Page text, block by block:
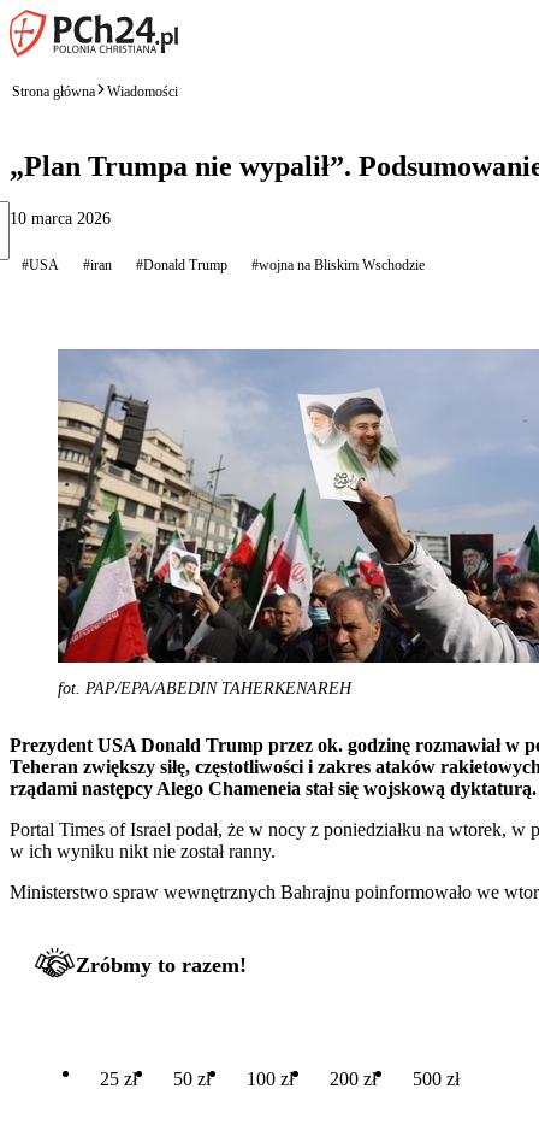
Strona główna Wiadomości
„Plan Trumpa nie wypalił”.
10 marca 2026
#USA #iran #Donald Trump #wojna na Bliskim Wschodzie
fot. PAP/EPA/ABEDIN TAHERKENAREH
Prezydent USA Donald Trump przez ok. godzinę rozmawiał w
Teheran zwiększy siłę, częstotliwości i zakres ataków
rządami następcy Alego Chameneia stał się wojskową dyktaturą.
Portal Times of Israel podał, że w nocy z poniedziałku na wtorek, w
w ich wyniku nikt nie został ranny.
Ministerstwo spraw wewnętrznych Bahrajnu poinformowało we
Zróbmy to razem!
25 zł 50 zł 100 zł 200 zł 500 zł